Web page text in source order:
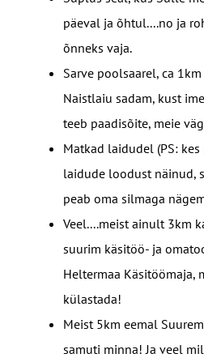
päeval ja õhtul....no ja
õnneks vaja.
Sarve poolsaarel, ca
Naistlaiu sadam, kust
teeb paadisõite, meie
Matkad laidudel (PS:
laidude loodust näinud,
peab oma silmaga
Veel....meist ainult 3km
suurim käsitöö- ja
Heltermaa Käsitöömaja,
külastada!
Meist 5km eemal
samuti minna! Ja veel